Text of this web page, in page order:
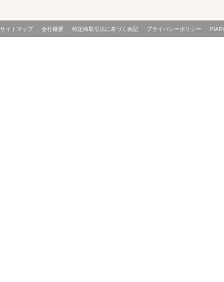
サイトマップ 会社概要 特定商取引法に基づく表記 プライバシーポリシー